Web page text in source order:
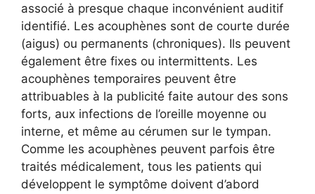
associé à presque chaque inconvénient auditif
identifié. Les acouphènes sont de courte durée
(aigus) ou permanents (chroniques). Ils peuvent
également être fixes ou intermittents. Les
acouphènes temporaires peuvent être
attribuables à la publicité faite autour des sons
forts, aux infections de l’oreille moyenne ou
interne, et même au cérumen sur le tympan.
Comme les acouphènes peuvent parfois être
traités médicalement, tous les patients qui
développent le symptôme doivent d’abord